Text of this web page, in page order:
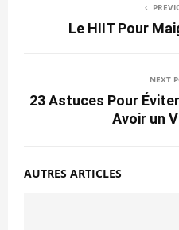
Le HIIT Pour
NEXT
23 Astuces Pour
Avoir un
AUTRES ARTICLES